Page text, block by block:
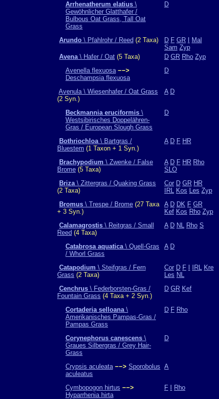
Arrhenatherum elatius \
Gewöhnlicher Glatthafer /
Bulbous Oat Grass, Tall Oat
Grass
D
Arundo \ Pfahlrohr / Reed (2 Taxa) D F GR
Mal
Sam Zyp
Avena\ Hafer / Oat (5 Taxa) D GR Rho Zyp
Avenella flexuosa −−>
Deschampsia flexuosa
D
Avenula \ Wiesenhafer / Oat Grass
(2 Syn.)
A D
Beckmannia eruciformis \
Westsibirisches Doppelähren-
Gras / European Slough Grass
D
Bothriochloa\ Bartgras /
Bluestem (1 Taxon + 1 Syn.)
A D F HR
Brachypodium \ Zwenke / False
Brome (5 Taxa)
A D F HR Rho
SLO
Briza\ Zittergras / Quaking Grass
(2 Taxa)
Cor D GR HR
IRL Kos Les Zyp
Bromus \ Trespe / Brome (27 Taxa
+ 3 Syn.)
A D DK F GR
Kef Kos Rho Zyp
Calamagrostis \ Reitgras / Small
Reed (4 Taxa)
A D NL Rho S
Catabrosa aquatica\ Quell-Gras
/ Whorl Grass
A D
Catapodium \ Steifgras / Fern
Grass (2 Taxa)
Cor D F IRL Kre
Les NL
Cenchrus \ Federborsten-Gras /
Fountain Grass (4 Taxa + 2 Syn.)
D GR Kef
Cortaderia selloana\
Amerikanisches Pampas-Gras /
Pampas Grass
D F Rho
Corynephorus canescens \
Graues Silbergras / Grey Hair-
Grass
D
Crypsis aculeata −−> Sporobolus
aculeatus
A
Cymbopogon hirtus −−>
Hyparrhenia hirta
F Rho